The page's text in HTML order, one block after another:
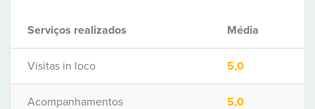
Serviços realizados Média
Visitas in loco 5,0
Acompanhamentos 5,0